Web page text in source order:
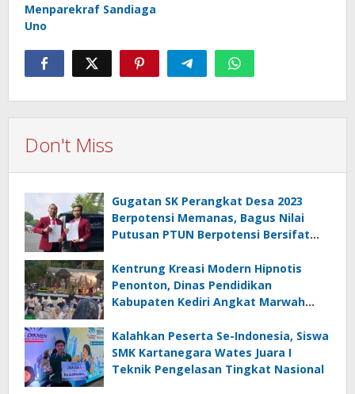
Menparekraf Sandiaga
Uno
Don't Miss
Gugatan SK Perangkat Desa 2023
Berpotensi Memanas, Bagus Nilai
Putusan PTUN Berpotensi Bersifat
Kentrung Kreasi Modern Hipnotis
Penonton, Dinas Pendidikan
Kabupaten Kediri Angkat Marwah
Kalahkan Peserta Se-Indonesia, Siswa
SMK Kartanegara Wates Juara I
Teknik Pengelasan Tingkat Nasional